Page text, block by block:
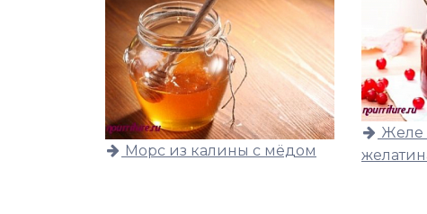
Морс из калины с мёдом
Желе